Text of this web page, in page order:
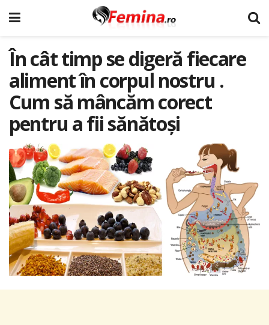
În cât timp se digeră fiecare
aliment în corpul nostru .
Cum să mâncăm corect
pentru a fii sănătoși